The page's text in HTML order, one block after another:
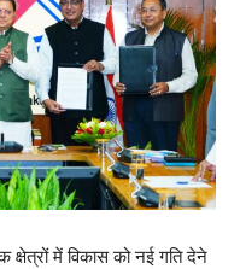
में विकास को नई गति देने